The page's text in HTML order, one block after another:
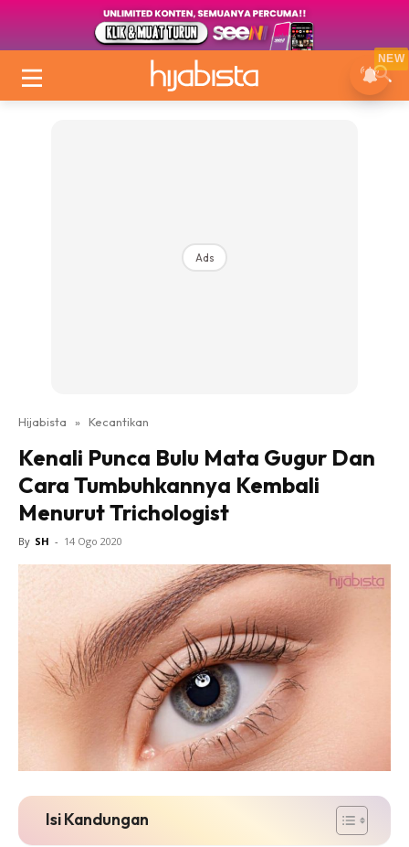
Ads
Hijabista » Kecantikan
Kenali Punca Bulu Mata Gugur Dan
Cara Tumbuhkannya Kembali
Menurut Trichologist
By SH - 14 Ogo 2020
Isi Kandungan
NEW